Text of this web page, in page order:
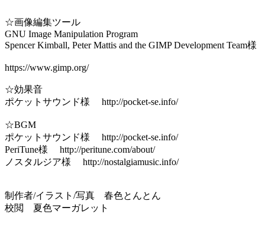
☆画像編集ツール
GNU Image Manipulation Program
Spencer Kimball, Peter Mattis and the GIMP Development Team様
https://www.gimp.org/
☆効果音
ポケットサウンド様 http://pocket-se.info/
☆BGM
ポケットサウンド様 http://pocket-se.info/
PeriTune様 http://peritune.com/about/
ノスタルジア様 http://nostalgiamusic.info/
制作者/イラスト/写真 春色とんとん
校閲 夏色マーガレット